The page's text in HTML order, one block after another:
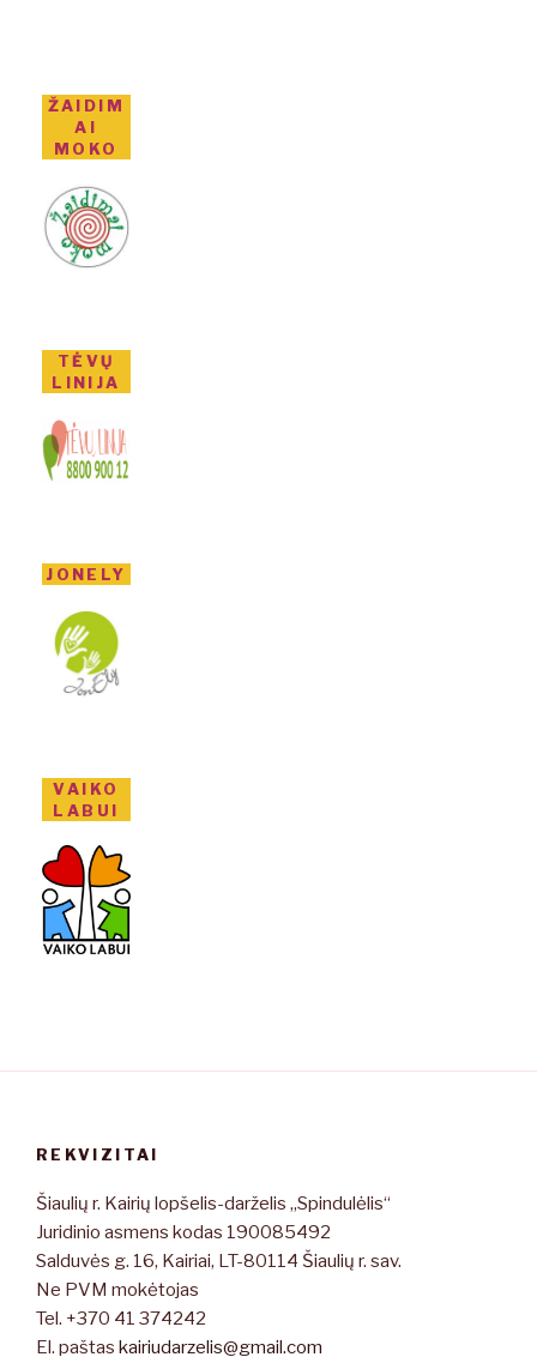
ŽAIDIM
AI
MOKO
TĖVŲ
LINIJA
JONELY
VAIKO
LABUI
REKVIZITAI
Šiaulių r. Kairių lopšelis-darželis „Spindulėlis“
Juridinio asmens kodas 190085492
Salduvės g. 16, Kairiai, LT-80114 Šiaulių r. sav.
Ne PVM mokėtojas
Tel. +370 41 374242
El. paštas kairiudarzelis@gmail.com